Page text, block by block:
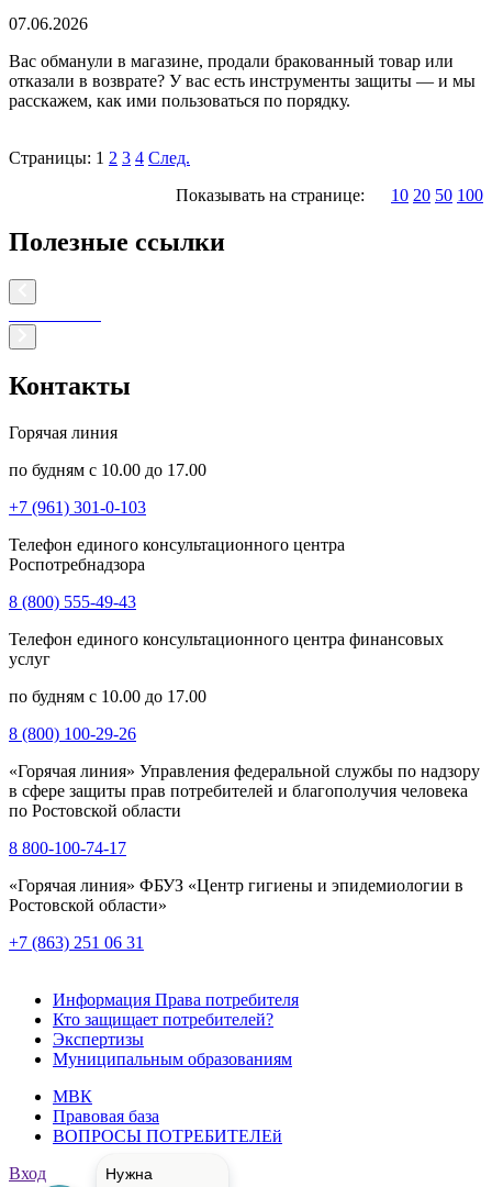
07.06.2026
Вас обманули в магазине, продали бракованный товар или
отказали в возврате? У вас есть инструменты защиты — и мы
расскажем, как ими пользоваться по порядку.
Страницы: 1 2 3 4 След.
Показывать на странице:
10 20 50 100
Полезные ссылки
Контакты
Горячая линия
по будням с 10.00 до 17.00
+7 (961) 301-0-103
Телефон единого консультационного центра
Роспотребнадзора
8 (800) 555-49-43
Телефон единого консультационного центра финансовых
услуг
по будням с 10.00 до 17.00
8 (800) 100-29-26
«Горячая линия» Управления федеральной службы по надзору
в сфере защиты прав потребителей и благополучия человека
по Ростовской области
8 800-100-74-17
«Горячая линия» ФБУЗ «Центр гигиены и эпидемиологии в
Ростовской области»
+7 (863) 251 06 31
Информация Права потребителя
Кто защищает потребителей?
Экспертизы
Муниципальным образованиям
МВК
Правовая база
ВОПРОСЫ ПОТРЕБИТЕЛЕй
Вход
Нужна